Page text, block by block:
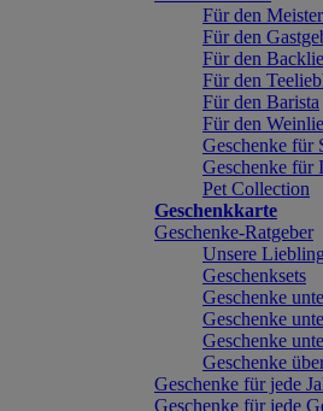
Für den
Für den
Für den
Für den
Für den Barista
Für den
Geschenke für
Geschenke für
Pet Collection
Geschenkkarte
Geschenke-Ratgeber
Unsere
Geschenksets
Geschenke
Geschenke
Geschenke
Geschenke
Geschenke für jede
Geschenke für jede